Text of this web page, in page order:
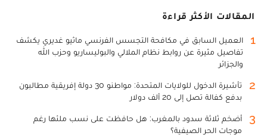
المقالات الأكثر قراءة
1
العميل السابق في مكافحة التجسس الفرنسي ماثيو غديري يكشف
تفاصيل مثيرة عن روابط نظام الملالي والبوليساريو وحزب الله
والجزائر
2
تأشيرة الدخول للولايات المتحدة: مواطنو 30 دولة إفريقية مطالبون
بدفع كفالة تصل إلى 20 ألف دولار
3
أضخم ثلاثة سدود بالمغرب: هل حافظت على نسب ملئها رغم
موجات الحر الصيفية؟